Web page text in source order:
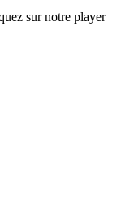
sur notre player